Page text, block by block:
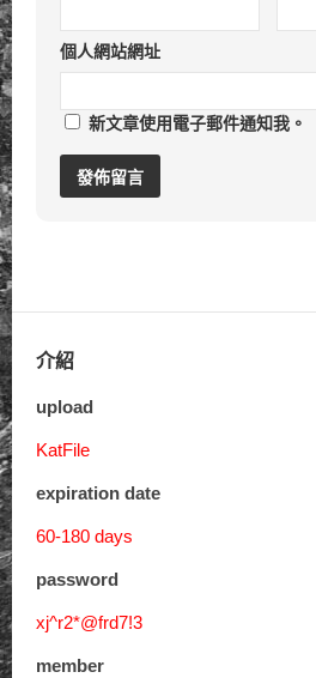
個人網站網址
新文章使用電子郵件通知我。
介紹
upload
KatFile
expiration date
60-180 days
password
xj^r2*@frd7!3
member